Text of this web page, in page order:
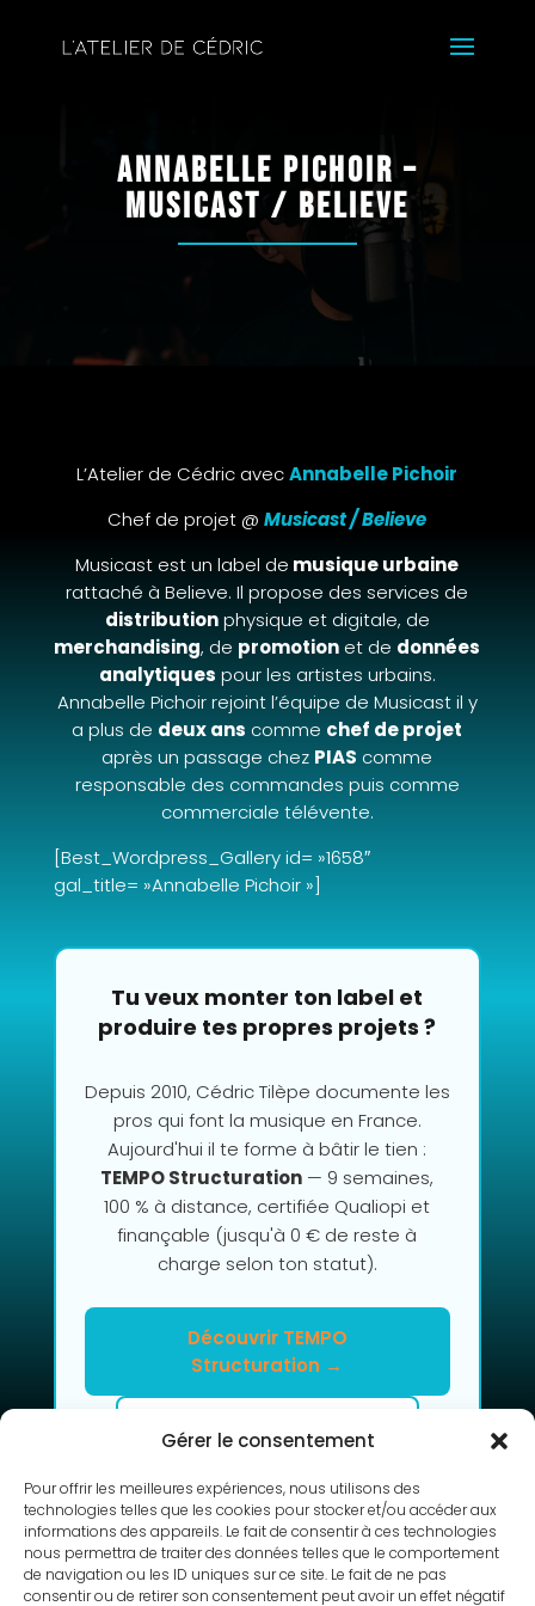
Gérer le consentement
Pour offrir les meilleures expériences, nous utilisons des
technologies telles que les cookies pour stocker et/ou accéder aux
informations des appareils. Le fait de consentir à ces technologies
nous permettra de traiter des données telles que le comportement
de navigation ou les ID uniques sur ce site. Le fait de ne pas
consentir ou de retirer son consentement peut avoir un effet négatif
Annabelle Pichoir –
Musicast / Believe
L’Atelier de Cédric avecAnnabelle Pichoir
Chef de projet @Musicast / Believe
Musicast est un label de musique urbaine
rattaché à Believe. Il propose des services de
distributionphysique et digitale, de
merchandising, de promotion et de données
analytiques pour les artistes urbains.
Annabelle Pichoir rejoint l’équipe de Musicast il y
a plus de deux ans comme chef de projet
après un passage chez PIAS comme
responsable des commandes puis comme
commerciale télévente.
[Best_Wordpress_Gallery id= »1658″
gal_title= »Annabelle Pichoir »]
Tu veux monter ton label et
produire tes propres projets ?
Depuis 2010, Cédric Tilèpe documente les
pros qui font la musique en France.
Aujourd'hui il te forme à bâtir le tien :
TEMPO Structuration — 9 semaines,
100 % à distance, certifiée Qualiopi et
finançable (jusqu'à 0 € de reste à
charge selon ton statut).
Découvrir TEMPO
Structuration →
Clarifier mon projet en 2h